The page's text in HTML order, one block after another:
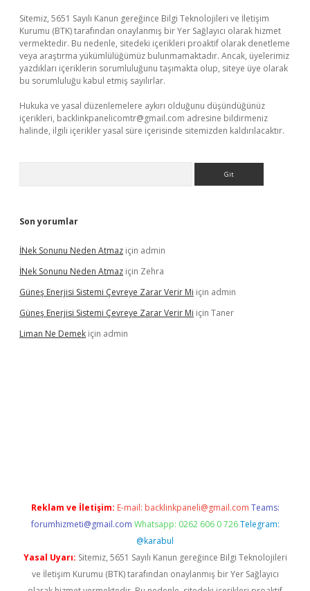
Sitemiz, 5651 Sayılı Kanun gereğince Bilgi Teknolojileri ve İletişim
Kurumu (BTK) tarafından onaylanmış bir Yer Sağlayıcı olarak hizmet
vermektedir. Bu nedenle, sitedeki içerikleri proaktif olarak denetleme
veya araştırma yükümlülüğümüz bulunmamaktadır. Ancak, üyelerimiz
yazdıkları içeriklerin sorumluluğunu taşımakta olup, siteye üye olarak
bu sorumluluğu kabul etmiş sayılırlar.
Hukuka ve yasal düzenlemelere aykırı olduğunu düşündüğünüz
içerikleri, backlinkpanelicomtr@gmail.com adresine bildirmeniz
halinde, ilgili içerikler yasal süre içerisinde sitemizden kaldırılacaktır.
Son yorumlar
İNek Sonunu Neden Atmaz için admin
İNek Sonunu Neden Atmaz için Zehra
Güneş Enerjisi Sistemi Çevreye Zarar Verir Mi için admin
Güneş Enerjisi Sistemi Çevreye Zarar Verir Mi için Taner
Liman Ne Demek için admin
Reklam ve İletişim: E-mail: backlinkpaneli@gmail.com Teams:
forumhizmeti@gmail.com Whatsapp: 0262 606 0 726 Telegram:
@karabul
Yasal Uyarı: Sitemiz, 5651 Sayılı Kanun gereğince Bilgi Teknolojileri
ve İletişim Kurumu (BTK) tarafından onaylanmış bir Yer Sağlayıcı